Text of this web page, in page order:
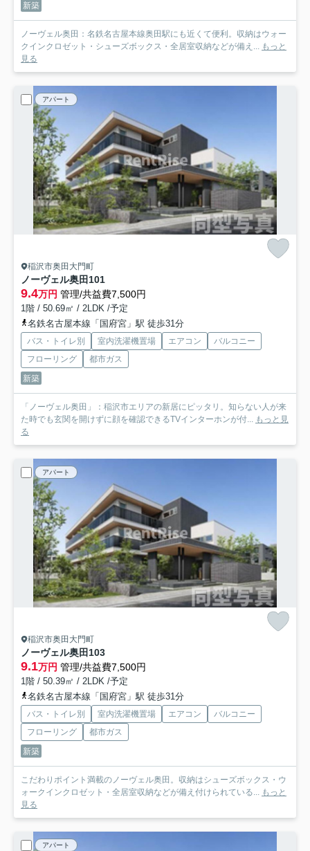
新築
ノーヴェル奥田：名鉄名古屋本線奥田駅にも近くて便利。収納はウォー
クインクロゼット・シューズボックス・全居室収納などが備え... もっと
見る
アパート
稲沢市奥田大門町
ノーヴェル奥田101
9.4万円 管理/共益費7,500円
1階 / 50.69㎡ / 2LDK /予定
名鉄名古屋本線「国府宮」駅 徒歩31分
バス・トイレ別 室内洗濯機置場 エアコン
バルコニー
フローリング
都市ガス
新築
「ノーヴェル奥田」：稲沢市エリアの新居にピッタリ。知らない人が来
た時でも玄関を開けずに顔を確認できるTVインターホンが付... もっと見
る
アパート
稲沢市奥田大門町
ノーヴェル奥田103
9.1万円 管理/共益費7,500円
1階 / 50.39㎡ / 2LDK /予定
名鉄名古屋本線「国府宮」駅 徒歩31分
バス・トイレ別 室内洗濯機置場 エアコン
バルコニー
フローリング
都市ガス
新築
こだわりポイント満載のノーヴェル奥田。収納はシューズボックス・ウ
ォークインクロゼット・全居室収納などが備え付けられている... もっと
見る
アパート